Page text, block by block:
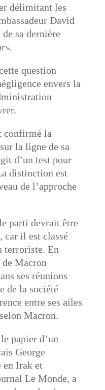
délimitant les
David
sa dernière
question
envers la
confirmé la
la ligne de sa
d’un test pour
distinction est
de l’approche
parti devrait être
il est classé
terroriste. En
Macron
ses réunions
de la société
entre ses ailes
Macron.
papier d’un
George
en Irak et
Le Monde, a